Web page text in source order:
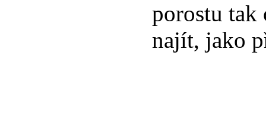
porostu tak
najít, jako